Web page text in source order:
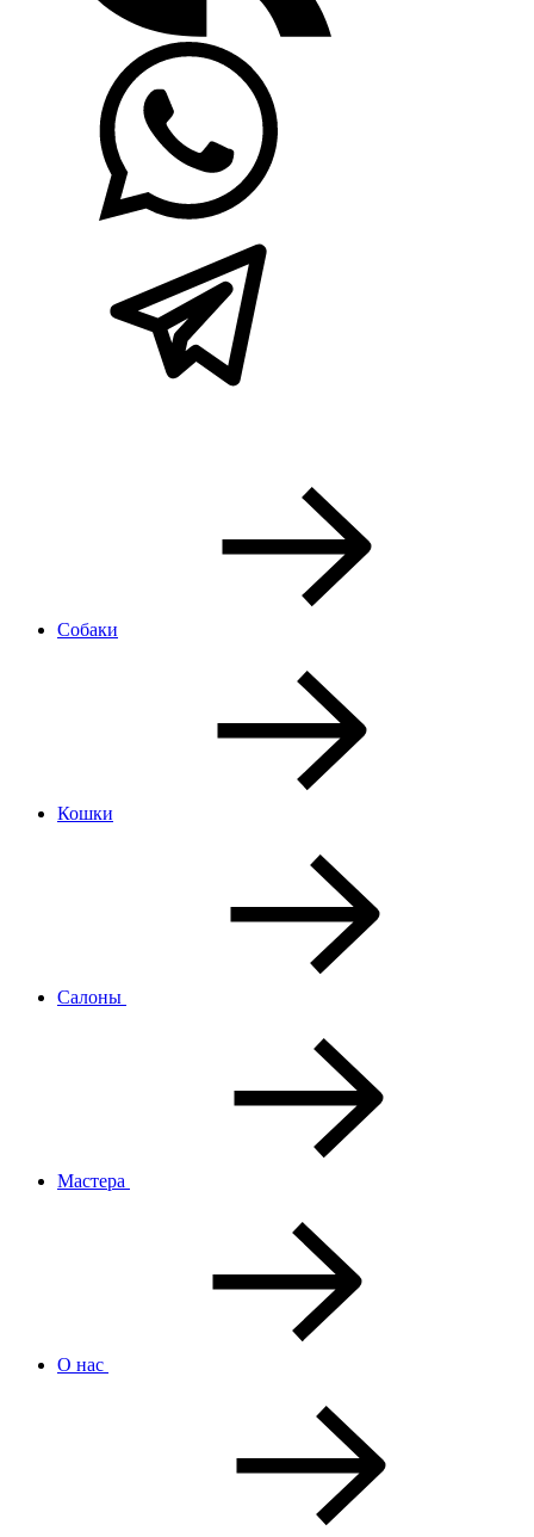
Собаки
Кошки
Салоны
Мастера
О нас